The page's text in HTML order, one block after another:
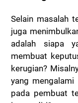
Selain masalah
juga
adalah siapa
membuat
kerugian?
yang mengalami
pada pembuat